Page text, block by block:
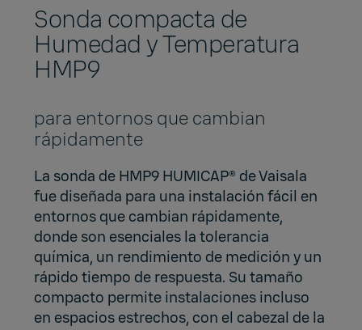
Sonda compacta de
Humedad y Temperatura
HMP9
para entornos que cambian
rápidamente
La sonda de HMP9 HUMICAP® de Vaisala
fue diseñada para una instalación fácil en
entornos que cambian rápidamente,
donde son esenciales la tolerancia
química, un rendimiento de medición y un
rápido tiempo de respuesta. Su tamaño
compacto permite instalaciones incluso
en espacios estrechos, con el cabezal de la